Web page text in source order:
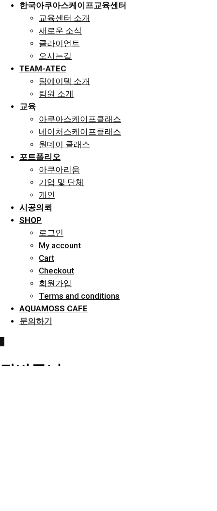
한국아쿠아스케이프교육센터
교육센터 소개
새로운 소식
클라이언트
오시는길
TEAM-ATEC
팀에이텍 소개
팀원 소개
교육
아쿠아스케이프클래스
네이처스케이프클래스
원데이 클래스
포트폴리오
아쿠아리움
기업 및 단체
개인
시공의뢰
SHOP
로그인
My account
Cart
Checkout
회원가입
Terms and conditions
AQUAMOSS CAFE
문의하기
장바구니